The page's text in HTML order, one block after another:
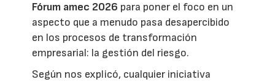
Fórum amec 2026 para poner el foco en un
aspecto que a menudo pasa desapercibido
en los procesos de transformación
empresarial: la gestión del riesgo.
Según nos explicó, cualquier iniciativa